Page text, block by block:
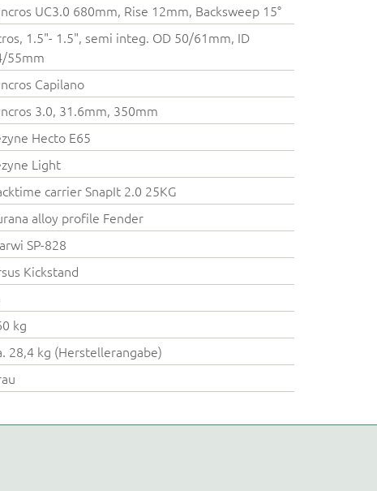
UC3.0 680mm, Rise 12mm, Backsweep 15°
1.5"- 1.5", semi integ. OD 50/61mm, ID
55mm
Capilano
3.0, 31.6mm, 350mm
Hecto E65
Light
carrier SnapIt 2.0 25KG
alloy profile Fender
SP-828
Kickstand
kg
28,4 kg (Herstellerangabe)